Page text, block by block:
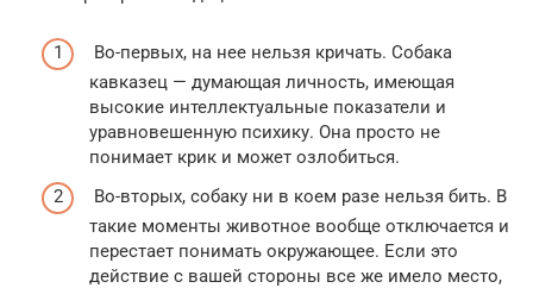
Во-первых, на нее нельзя кричать. Собака
кавказец — думающая личность, имеющая
высокие интеллектуальные показатели и
уравновешенную психику. Она просто не
понимает крик и может озлобиться.
Во-вторых, собаку ни в коем разе нельзя бить. В
такие моменты животное вообще отключается и
перестает понимать окружающее. Если это
действие с вашей стороны все же имело место,